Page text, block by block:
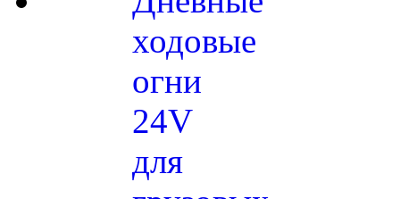
ходовые
огни
24V
для